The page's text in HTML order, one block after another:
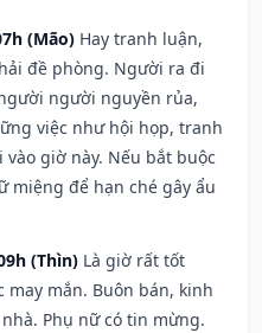
(Mão) Hay tranh luận,
đề phòng. Người ra đi
người nguyền rủa,
việc như hội họp, tranh
giờ này. Nếu bắt buộc
miệng để hạn ché gây ẩu
(Thìn) Là giờ rất tốt
mắn. Buôn bán, kinh
Phụ nữ có tin mừng.